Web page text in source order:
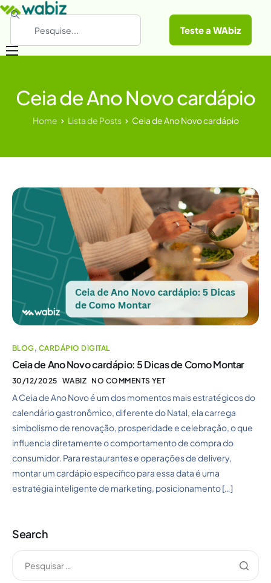
Conheça a WAbiz
Materiais Gratuitos
Teste a WAbiz
Ceia de Ano Novo cardápio
Home Lista de Posts Ceia de Ano Novo cardápio
BLOG, CARDÁPIO DIGITAL
Ceia de Ano Novo cardápio: 5 Dicas de Como Montar
30/12/2025 WABIZ NO COMMENTS YET
A Ceia de Ano Novo é um dos momentos mais estratégicos do
calendário gastronômico, diferente do Natal, ela carrega
simbolismo de renovação, prosperidade e celebração, o que
influencia diretamente o comportamento de compra do
consumidor. Para restaurantes e operações de delivery,
montar um cardápio específico para essa data é uma
estratégia inteligente de marketing, posicionamento […]
Search